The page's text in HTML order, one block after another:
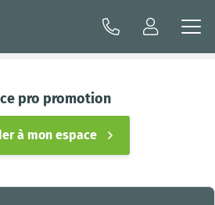
pro promotion
à mon espace